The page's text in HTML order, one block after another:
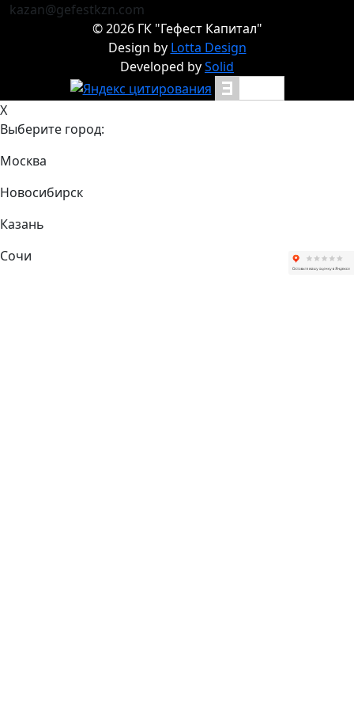
kazan@gefestkzn.com
©2026ГК "Гефест Капитал"
Design by Lotta Design
Developed bySolid
X
Выберите город:
Москва
Новосибирск
Казань
Сочи